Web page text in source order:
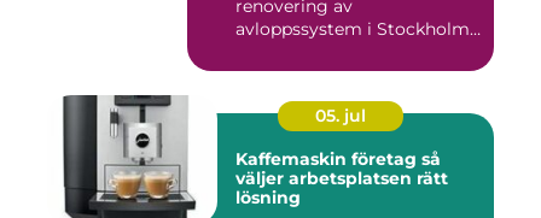
renovering av
avloppssystem i Stockholm.
05. jul
Kaffemaskin företag så
väljer arbetsplatsen rätt
lösning